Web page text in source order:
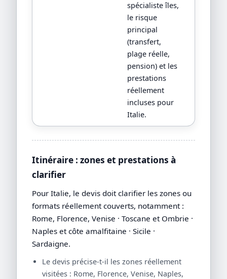
spécialiste îles,
le risque
principal
(transfert,
plage réelle,
pension) et les
prestations
réellement
incluses pour
Italie.
Itinéraire : zones et prestations à
clarifier
Pour Italie, le devis doit clarifier les zones ou
formats réellement couverts, notamment :
Rome, Florence, Venise · Toscane et Ombrie ·
Naples et côte amalfitaine · Sicile ·
Sardaigne.
Le devis précise-t-il les zones réellement
visitées : Rome, Florence, Venise, Naples,